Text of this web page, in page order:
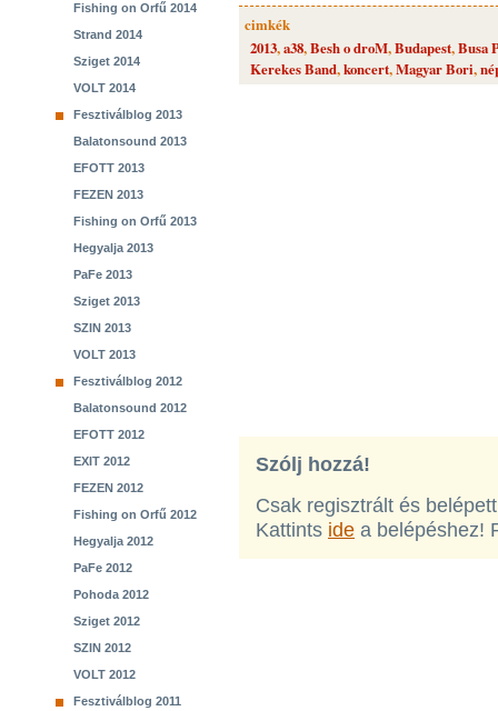
Fishing on Orfű 2014
Strand 2014
Sziget 2014
VOLT 2014
Fesztiválblog 2013
Balatonsound 2013
EFOTT 2013
FEZEN 2013
Fishing on Orfű 2013
Hegyalja 2013
PaFe 2013
Sziget 2013
SZIN 2013
VOLT 2013
Fesztiválblog 2012
Balatonsound 2012
EFOTT 2012
EXIT 2012
FEZEN 2012
Fishing on Orfű 2012
Hegyalja 2012
PaFe 2012
Pohoda 2012
Sziget 2012
SZIN 2012
VOLT 2012
Fesztiválblog 2011
cimkék
2013,a38,Besh o droM,Budapest,Busa
Kerekes Band,koncert,Magyar Bori,
Szólj hozzá!
Csak regisztrált és
Kattints ide a belépéshez!